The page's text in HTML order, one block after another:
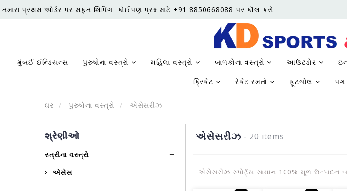
તમારા પ્રથમ ઓર્ડર પર મફત શિપિંગ કોઈપણ પ્રશ્ન માટે +91 8850668088 પર કૉલ કરો
મુંબઈ ઈન્ડિયન્સ પુરુષોના વસ્ત્રો મહિલા વસ્ત્રો બાળકોના વસ્ત્રો આઉટડોર
ક્રિકેટ રેકેટ રમતો ફૂટબોલ પગ
ઘર પુરુષોના વસ્ત્રો એસેસરીઝ
શ્રેણીઓ
સ્ત્રીના વસ્ત્રો
એસેસ
એસેસરીઝ - 20 items
એસેસરીઝ સ્પોર્ટ્સ સામાન 100% મૂળ ઉત્પાદન